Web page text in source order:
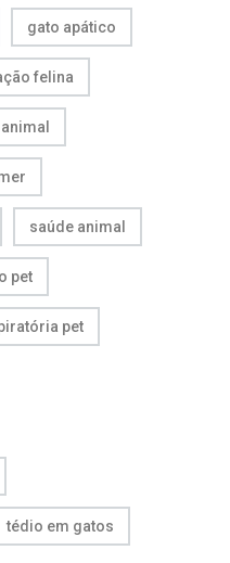
gato apático
felina
saúde animal
pet
pet
tédio em gatos